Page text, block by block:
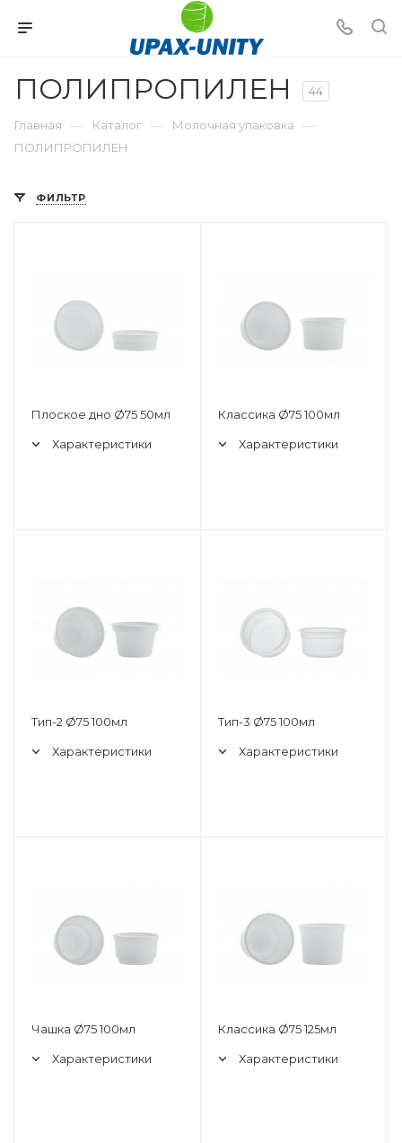
ПОЛИПРОПИЛЕН 44
Главная — Каталог — Молочная упаковка —
ПОЛИПРОПИЛЕН
ФИЛЬТР
Плоское дно Ø75 50мл
Характеристики
Классика Ø75 100мл
Характеристики
Тип-2 Ø75 100мл
Характеристики
Тип-3 Ø75 100мл
Характеристики
Чашка Ø75 100мл
Характеристики
Классика Ø75 125мл
Характеристики